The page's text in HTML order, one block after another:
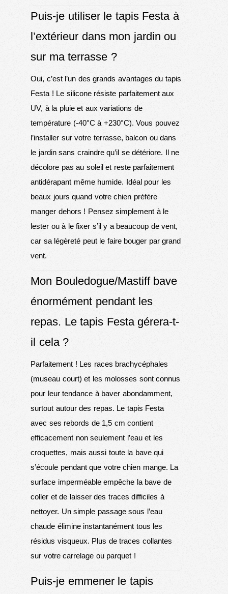
Puis-je utiliser le tapis Festa à
l’extérieur dans mon jardin ou
sur ma terrasse ?
Oui, c’est l’un des grands avantages du tapis
Festa ! Le silicone résiste parfaitement aux
UV, à la pluie et aux variations de
température (-40°C à +230°C). Vous pouvez
l’installer sur votre terrasse, balcon ou dans
le jardin sans craindre qu’il se détériore. Il ne
décolore pas au soleil et reste parfaitement
antidérapant même humide. Idéal pour les
beaux jours quand votre chien préfère
manger dehors ! Pensez simplement à le
lester ou à le fixer s’il y a beaucoup de vent,
car sa légèreté peut le faire bouger par grand
vent.
Mon Bouledogue/Mastiff bave
énormément pendant les
repas. Le tapis Festa gérera-t-
il cela ?
Parfaitement ! Les races brachycéphales
(museau court) et les molosses sont connus
pour leur tendance à baver abondamment,
surtout autour des repas. Le tapis Festa
avec ses rebords de 1,5 cm contient
efficacement non seulement l’eau et les
croquettes, mais aussi toute la bave qui
s’écoule pendant que votre chien mange. La
surface imperméable empêche la bave de
coller et de laisser des traces difficiles à
nettoyer. Un simple passage sous l’eau
chaude élimine instantanément tous les
résidus visqueux. Plus de traces collantes
sur votre carrelage ou parquet !
Puis-je emmener le tapis